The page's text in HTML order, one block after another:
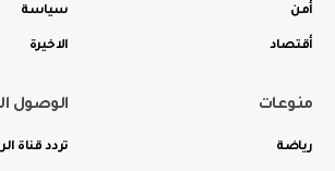
أمن
أقتصاد
سياسة
الاخيرة
منوعات
رياضة
الوصول
تردد قناة